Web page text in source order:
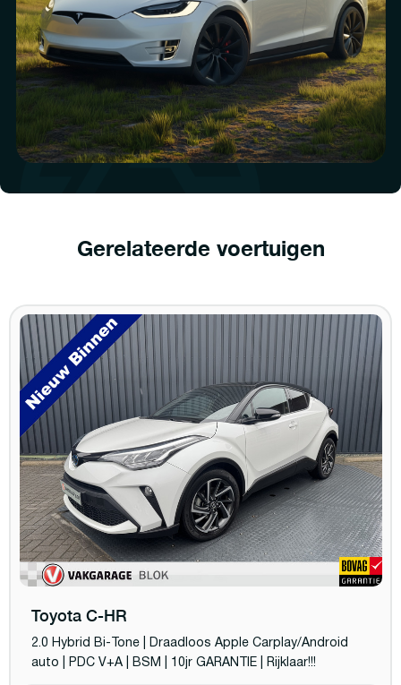
Gerelateerde voertuigen
Toyota C-HR
2.0 Hybrid Bi-Tone | Draadloos Apple Carplay/Android
auto | PDC V+A | BSM | 10jr GARANTIE | Rijklaar!!!